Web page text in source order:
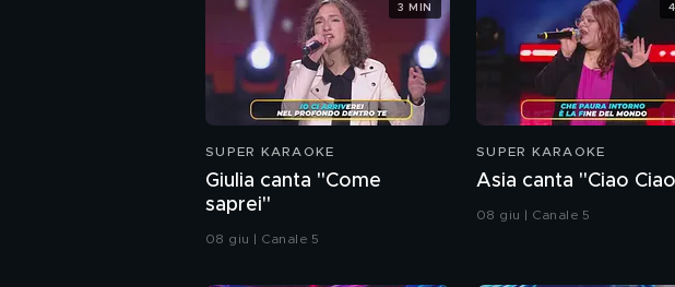
SUPER KARAOKE
Giulia canta "Come
saprei"
08 giu | Canale 5
3 MIN
SUPER KARAOKE
Asia canta "Ciao
08 giu | Canale 5